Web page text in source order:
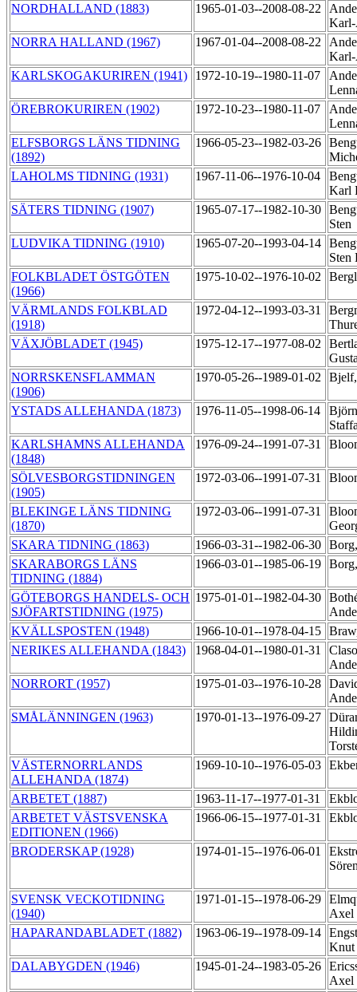
NORDHALLAND (1883)
1965-01-03--2008-08-22
NORRA HALLAND (1967)
1967-01-04--2008-08-22
KARLSKOGAKURIREN (1941)
1972-10-19--1980-11-07
ÖREBROKURIREN (1902)
1972-10-23--1980-11-07
ELFSBORGS LÄNS TIDNING
(1892)
1966-05-23--1982-03-26
LAHOLMS TIDNING (1931)
1967-11-06--1976-10-04
Karl
SÄTERS TIDNING (1907)
1965-07-17--1982-10-30
Sten
LUDVIKA TIDNING (1910)
1965-07-20--1993-04-14
Sten
FOLKBLADET ÖSTGÖTEN
(1966)
1975-10-02--1976-10-02
VÄRMLANDS FOLKBLAD
(1918)
1972-04-12--1993-03-31
VÄXJÖBLADET (1945)
1975-12-17--1977-08-02
NORRSKENSFLAMMAN
(1906)
1970-05-26--1989-01-02
YSTADS ALLEHANDA (1873) 1976-11-05--1998-06-14
KARLSHAMNS ALLEHANDA
(1848)
1976-09-24--1991-07-31
SÖLVESBORGSTIDNINGEN
(1905)
1972-03-06--1991-07-31
BLEKINGE LÄNS TIDNING
(1870)
1972-03-06--1991-07-31
SKARA TIDNING (1863)
1966-03-31--1982-06-30
SKARABORGS LÄNS
TIDNING (1884)
1966-03-01--1985-06-19
GÖTEBORGS HANDELS- OCH
SJÖFARTSTIDNING (1975)
1975-01-01--1982-04-30
KVÄLLSPOSTEN (1948)
1966-10-01--1978-04-15
NERIKES ALLEHANDA (1843)
1968-04-01--1980-01-31
NORRORT (1957)
1975-01-03--1976-10-28
SMÅLÄNNINGEN (1963)
1970-01-13--1976-09-27
VÄSTERNORRLANDS
ALLEHANDA (1874)
1969-10-10--1976-05-03
ARBETET (1887) 1963-11-17--1977-01-31
ARBETET VÄSTSVENSKA
EDITIONEN (1966)
1966-06-15--1977-01-31
BRODERSKAP (1928) 1974-01-15--1976-06-01
SVENSK VECKOTIDNING
(1940)
1971-01-15--1978-06-29
Axel
HAPARANDABLADET (1882)
1963-06-19--1978-09-14
DALABYGDEN (1946)
1945-01-24--1983-05-26
Axel